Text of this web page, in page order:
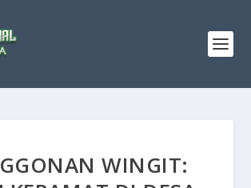
WINGIT: